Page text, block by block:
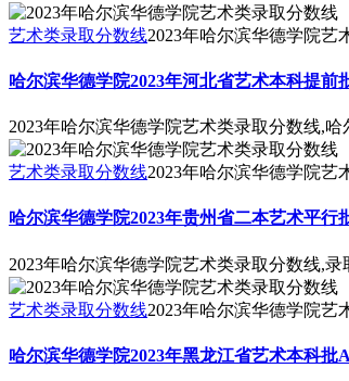
艺术类录取分数线2023年哈尔滨华德学院艺
哈尔滨华德学院2023年河北省艺术本科提前
2023年哈尔滨华德学院艺术类录取分数线,
艺术类录取分数线2023年哈尔滨华德学院艺
哈尔滨华德学院2023年贵州省二本艺术平行
2023年哈尔滨华德学院艺术类录取分数线,
艺术类录取分数线2023年哈尔滨华德学院艺
哈尔滨华德学院2023年黑龙江省艺术本科批